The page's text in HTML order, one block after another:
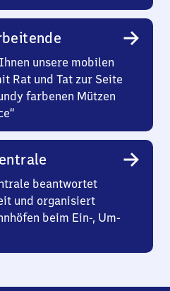
unsere mobilen
Rat und Tat zur Seite
farbenen Mützen
beantwortet
und organisiert
beim Ein-, Um-